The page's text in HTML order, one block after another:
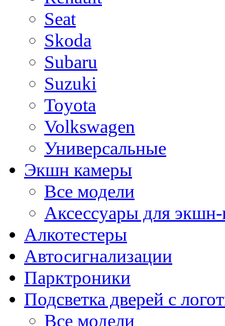
Seat
Skoda
Subaru
Suzuki
Toyota
Volkswagen
Универсальные
Экшн камеры
Все модели
Аксессуары для
Алкотестеры
Автосигнализации
Парктроники
Подсветка дверей с
Все модели